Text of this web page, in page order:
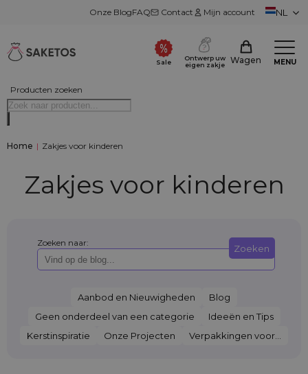
Onze BlogFAQ Contact Mijn account NL
Producten zoeken
Sale
Ontwerp uw
eigen zakje
Wagen MENU
Home | Zakjes voor kinderen
Zakjes voor kinderen
Zoeken naar: Zoeken
Aanbod en Nieuwigheden
Blog
Geen onderdeel van een categorie
Ideeën en Tips
Kerstinspiratie
Onze Projecten Verpakkingen voor...